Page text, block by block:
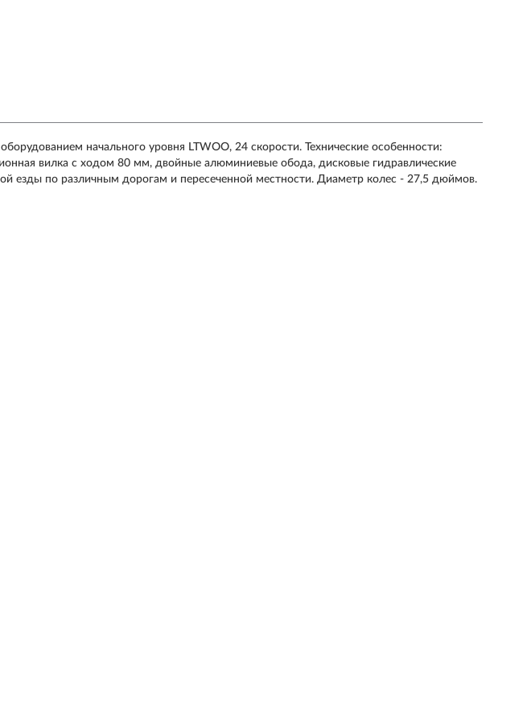
начального уровня LTWOO, 24 скорости. Технические особенности:
вилка с ходом 80 мм, двойные алюминиевые обода, дисковые гидравлические
езды по различным дорогам и пересеченной местности. Диаметр колес - 27,5 дюймов.